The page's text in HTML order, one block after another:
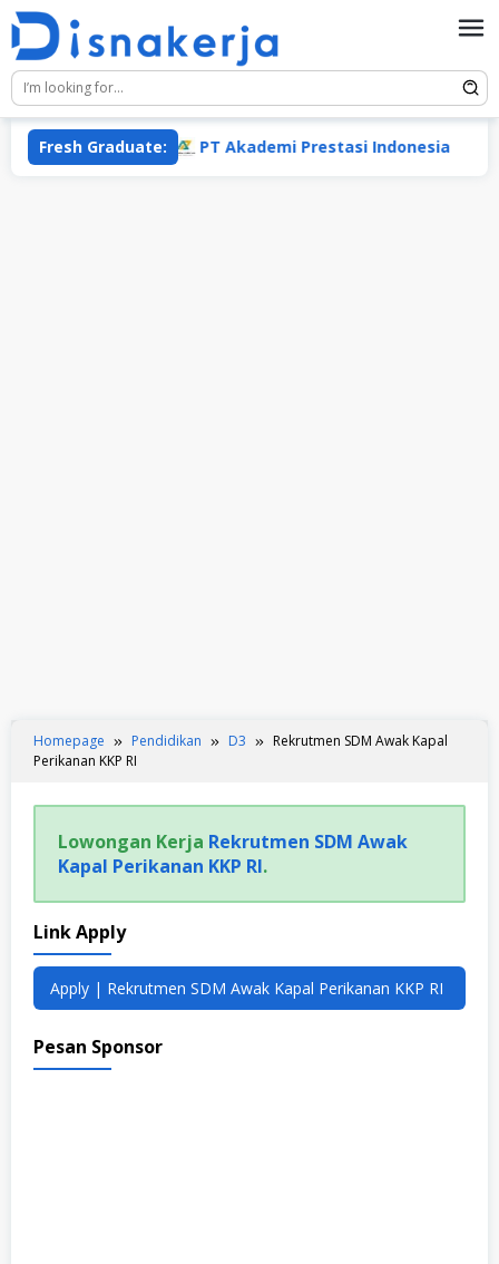
Skip
content
Fresh Graduate: PT Akademi Prestasi Indonesia
Homepage Pendidikan D3
Rekrutmen SDM Awak Kapal
Perikanan KKP RI
Lowongan Kerja Rekrutmen SDM Awak
Kapal Perikanan KKP RI.
Link Apply
Apply | Rekrutmen SDM Awak Kapal Perikanan KKP RI
Pesan Sponsor